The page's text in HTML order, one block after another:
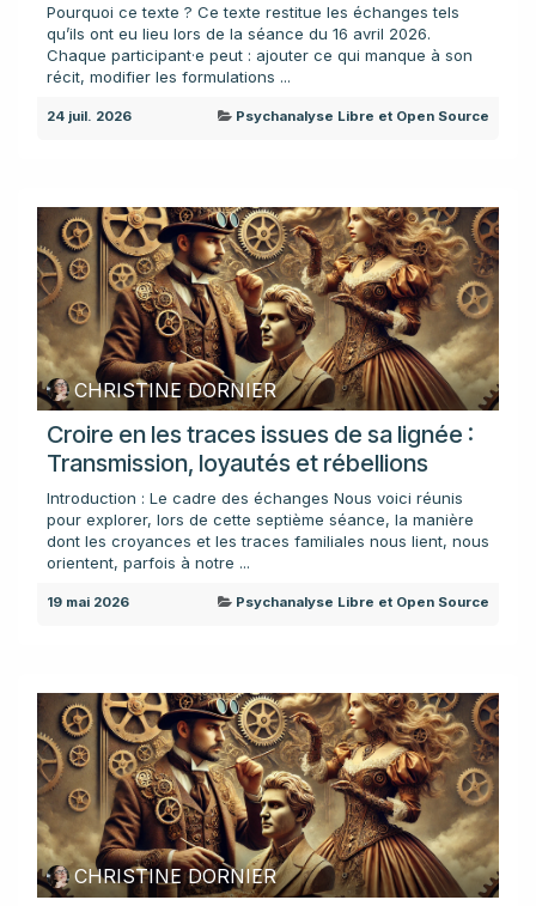
Pourquoi ce texte ? Ce texte restitue les échanges tels
qu’ils ont eu lieu lors de la séance du 16 avril 2026.
Chaque participant·e peut : ajouter ce qui manque à son
récit, modifier les formulations ...
24 juil. 2026 Psychanalyse Libre et Open Source
CHRISTINE DORNIER
Croire en les traces issues de sa lignée :
Transmission, loyautés et rébellions
Introduction : Le cadre des échanges Nous voici réunis
pour explorer, lors de cette septième séance, la manière
dont les croyances et les traces familiales nous lient, nous
orientent, parfois à notre ...
19 mai 2026 Psychanalyse Libre et Open Source
CHRISTINE DORNIER